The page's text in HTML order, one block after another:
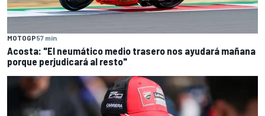
MOTOGP57 min
Acosta: "El neumático medio trasero nos ayudará mañana
porque perjudicará al resto"